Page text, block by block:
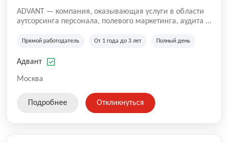
ADVANT — компания, оказывающая услуги в области
аутсорсинга персонала, полевого маркетинга, аудита и
региональных клиентов. Мы работаем на рынке с
Казахстана и Беларуси, сотрудничая с компаниями из
Прямой работодатель От 1 года до 3 лет Полный день
Адвант
Москва
Подробнее Откликнуться